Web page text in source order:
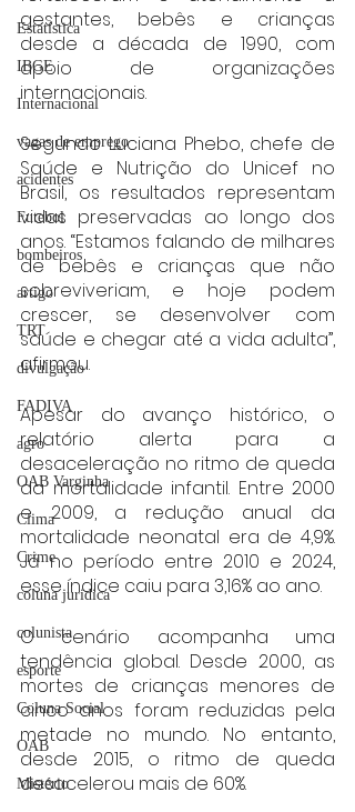
Estatística
IBGE
Internacional
vagas de emprego
acidentes
Futebol
bombeiros
artigo
TRT
divulgação
FADIVA
agro
OAB Varginha
Clima
Crime
coluna juridica
colunista
esporte
Coluna Social
OAB
Mistério
gestantes, bebês e crianças
desde a década de 1990, com
apoio de organizações
internacionais.
Segundo Luciana Phebo, chefe de
Saúde e Nutrição do Unicef no
Brasil, os resultados representam
vidas preservadas ao longo dos
anos. “Estamos falando de milhares
de bebês e crianças que não
sobreviveriam, e hoje podem
crescer, se desenvolver com
saúde e chegar até a vida adulta”,
afirmou.
Apesar do avanço histórico, o
relatório alerta para a
desaceleração no ritmo de queda
da mortalidade infantil. Entre 2000
e 2009, a redução anual da
mortalidade neonatal era de 4,9%.
Já no período entre 2010 e 2024,
esse índice caiu para 3,16% ao ano.
O cenário acompanha uma
tendência global. Desde 2000, as
mortes de crianças menores de
cinco anos foram reduzidas pela
metade no mundo. No entanto,
desde 2015, o ritmo de queda
desacelerou mais de 60%.